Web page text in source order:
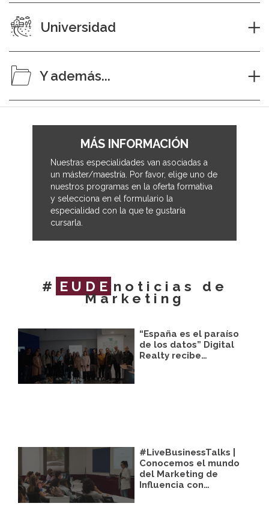
Universidad
Y además...
MÁS INFORMACIÓN
Nuestras especialidades van asociadas a
un máster/maestría. Por favor, elige uno de
nuestros programas en la oferta formativa
y selecciona en el formulario la
especialidad con la que te gustaría
cursarla.
# EUDE noticias de
Marketing
“España es el paraíso
de los datos” Digital
Realty recibe…
#LiveBusinessTalks |
Conocemos el mundo
del Marketing de
Influencia con…